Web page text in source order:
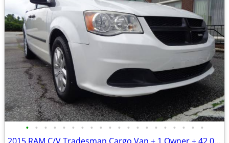
• • • • • • • • • • • • • • • • • • • •